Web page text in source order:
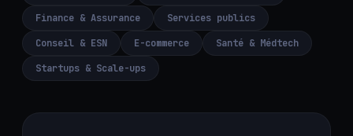
Finance & Assurance
Services publics
Conseil & ESN
E-commerce
Santé & Médtech
Startups & Scale-ups